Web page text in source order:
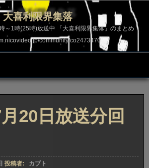
大喜利限界集落
～1時(25時)放送中 「大喜利限界集落」のまとめ
community/co2473470
20日放送分回
投稿者: カブト